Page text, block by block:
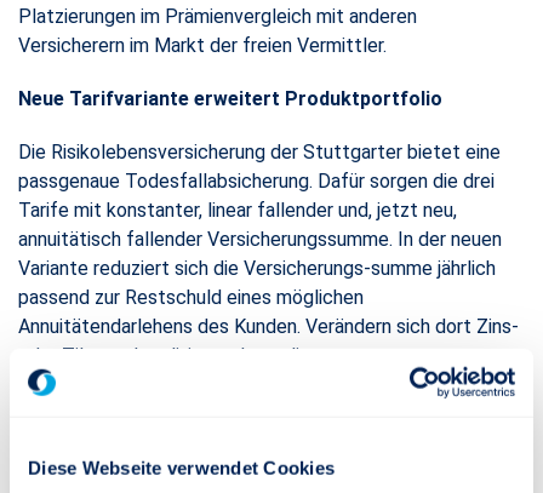
Diese Webseite verwendet Cookies
Platzierungen im Prämienvergleich mit anderen
Versicherern im Markt der freien Vermittler.
Neue Tarifvariante erweitert Produktportfolio
Die Risikolebensversicherung der Stuttgarter bietet eine
passgenaue Todesfallabsicherung. Dafür sorgen die drei
Tarife mit konstanter, linear fallender und, jetzt neu,
annuitätisch fallender Versicherungssumme. In der neuen
Variante reduziert sich die Versicherungs-summe jährlich
passend zur Restschuld eines möglichen
Annuitätendarlehens des Kunden. Verändern sich dort Zins-
oder Tilgungskonditionen, kann die
Risikolebensversicherung außerdem einmalig an die neuen
Praxis finanzieren wollen.